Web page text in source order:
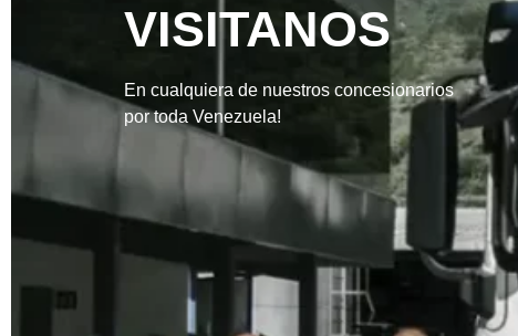
VISITANOS
En cualquiera de nuestros concesionarios
por toda Venezuela!